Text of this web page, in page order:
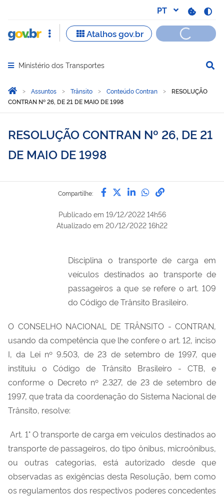
Abrir menu principal de navegação
Ministério dos Transportes
Você está aqui:
Página Inicial
Assuntos Trânsito Conteúdo Contran
RESOLUÇÃO
CONTRAN Nº 26, DE 21 DE MAIO DE 1998
RESOLUÇÃO CONTRAN Nº 26, DE 21
DE MAIO DE 1998
Compartilhe: Compartilhe por Facebook
Compartilhe por Twitter
Compartilhe por
Compartilhe
link para
Publicado em 19/12/2022 14h56
Atualizado em 20/12/2022 16h22
Disciplina o transporte de carga em
veículos destinados ao transporte de
passageiros a que se refere o art. 109
do Código de Trânsito Brasileiro.
O CONSELHO NACIONAL DE TRÂNSITO - CONTRAN,
usando da competência que lhe confere o art. 12, inciso
I, da Lei nº 9.503, de 23 de setembro de 1997, que
instituiu o Código de Trânsito Brasileiro - CTB, e
conforme o Decreto nº 2.327, de 23 de setembro de
1997, que trata da coordenação do Sistema Nacional de
Trânsito, resolve:
Art. 1° O transporte de carga em veículos destinados ao
transporte de passageiros, do tipo ônibus, microônibus,
ou outras categorias, está autorizado desde que
observadas as exigências desta Resolução, bem como
os regulamentos dos respectivos poderes concedentes